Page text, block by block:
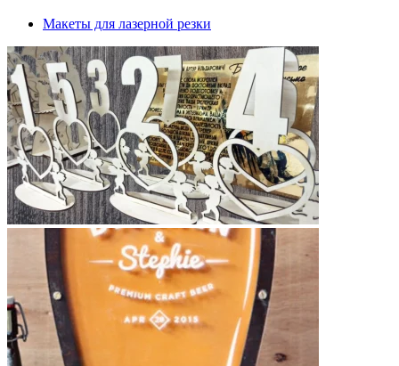
Макеты для лазерной резки